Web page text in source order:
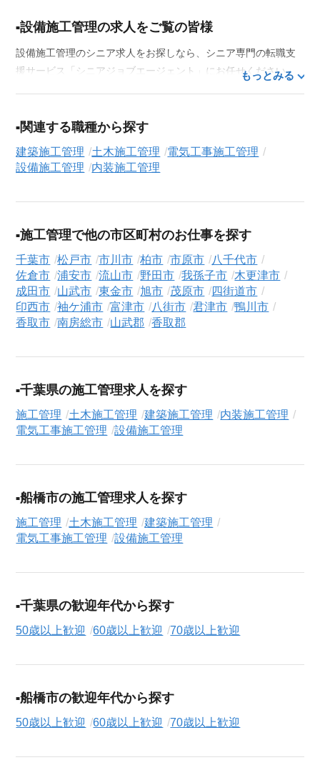
設備施工管理の求人をご覧の皆様
設備施工管理のシニア求人をお探しなら、シニア専門の転職支
援サービス「シニアジョブエージェント」にお任せください。
的にサポートします。この求人を含む
ビスだけの非公開求人です。
気になる求人がございましたら、まずは「求人紹介を依頼す
イザーが、これまでのご経歴やご希望を丁寧にヒアリングし、
職務経歴書の作成から面接対策、企業との条件交渉まで、転職
活動の全プロセスを無料でサポートいたします。
求人検索について
シニアジョブエージェントでは、豊富な求人情報の中から、あ
（正社員、契約社員、アルバイト・パート）や、勤務地、年
たこだわり条件での絞り込み検索も可能です。
この設備施工管理の求人にご興味をお持ちの方はもちろん、
「まずは相談から始めたい」という方も、ぜひお気軽に
もっとみる
関連する職種から探す
建築施工管理 土木施工管理
電気工事施工管理
設備施工管理
内装施工管理
施工管理で他の市区町村のお仕事を探す
千葉市 松戸市 市川市 柏市 市原市
八千代市
佐倉市
浦安市 流山市 野田市 我孫子市
木更津市
成田市
山武市 東金市 旭市 茂原市
四街道市
印西市
袖ケ浦市 富津市 八街市 君津市
鴨川市
香取市
南房総市 山武郡 香取郡
千葉県の施工管理求人を探す
施工管理 土木施工管理 建築施工管理
内装施工管理
電気工事施工管理
設備施工管理
船橋市の施工管理求人を探す
施工管理 土木施工管理
建築施工管理
電気工事施工管理
設備施工管理
千葉県の歓迎年代から探す
50歳以上歓迎 60歳以上歓迎 70歳以上歓迎
船橋市の歓迎年代から探す
50歳以上歓迎 60歳以上歓迎 70歳以上歓迎